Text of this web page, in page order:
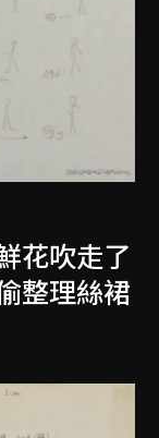
花吹走了
整理絲裙